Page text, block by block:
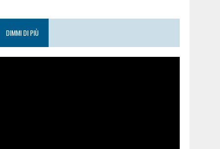
DIMMI DI PIÙ